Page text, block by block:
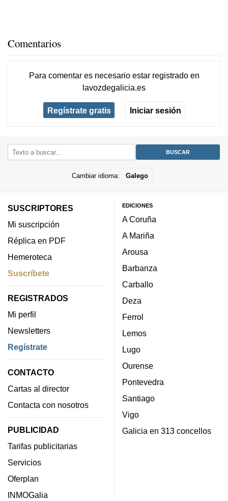
Comentarios
Para comentar es necesario estar registradoen
lavozdegalicia.es
Regístrate gratis Iniciar sesión
Cambiar idioma: Galego
SUSCRIPTORES
Mi suscripción
Réplica en PDF
Hemeroteca
Suscríbete
REGISTRADOS
Mi perfil
Newsletters
Regístrate
CONTACTO
Cartas al director
Contacta con nosotros
PUBLICIDAD
Tarifas publicitarias
Servicios
Oferplan
INMOGalia
EDICIONES
A Coruña
A Mariña
Arousa
Barbanza
Carballo
Deza
Ferrol
Lemos
Lugo
Ourense
Pontevedra
Santiago
Vigo
Galicia en 313 concellos